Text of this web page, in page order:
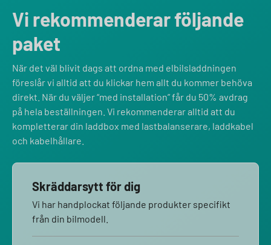
Vi rekommenderar följande
paket
När det väl blivit dags att ordna med elbilsladdningen
föreslår vi alltid att du klickar hem allt du kommer behöva
direkt. När du väljer “med installation” får du 50% avdrag
på hela beställningen. Vi rekommenderar alltid att du
kompletterar din laddbox med lastbalanserare, laddkabel
och kabelhållare.
Skräddarsytt för dig
Vi har handplockat följande produkter specifikt
från din bilmodell.